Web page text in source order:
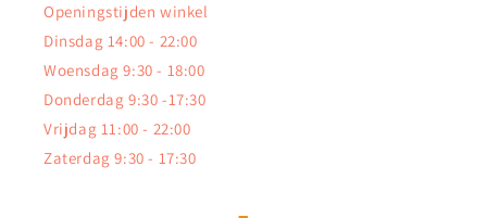
Openingstijden winkel
Dinsdag 14:00 - 22:00
Woensdag 9:30 - 18:00
Donderdag 9:30 -17:30
Vrijdag 11:00 - 22:00
Zaterdag 9:30 - 17:30